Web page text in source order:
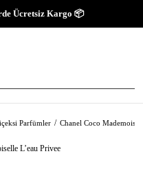
Ücretsiz Kargo 📦
Parfümler Chanel Coco